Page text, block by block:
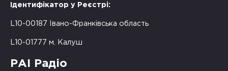
Ідентифікатор у Реєстрі:
L10-00187 Івано-Франківська область
L10-01777 м. Калуш
РАІ Радіо